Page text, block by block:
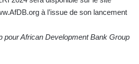
à l’issue de son lancement
pour African Development Bank Group